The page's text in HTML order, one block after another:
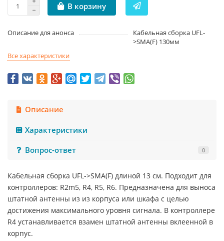
В корзину
Описание для анонса
Кабельная сборка UFL-
>SMA(F) 130мм
Все характеристики
Описание
Характеристики
Вопрос-ответ
0
Кабельная сборка UFL->SMA(F) длиной 13 см. Подходит для
контроллеров: R2m5, R4, R5, R6. Предназначена для выноса
штатной антенны из из корпуса или шкафа с целью
достижения максимального уровня сигнала. В контроллере
R4 устанавливается взамен штатной антенны вклеенной в
корпус.